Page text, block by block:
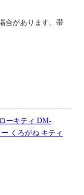
合があります。帯
ーキティ DM-
くろがね キティ